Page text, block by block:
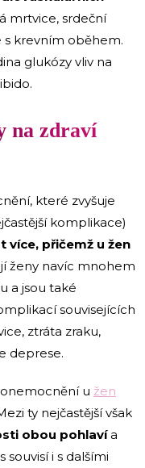
mrtvice, srdeční
krevním oběhem.
glukózy vliv na
na zdraví
které zvyšuje
komplikace)
více, přičemž u žen
ženy navíc mnohem
a jsou také
souvisejících
ztráta zraku,
deprese.
u žen
ty nejčastější však
obou pohlavía
i s dalšími